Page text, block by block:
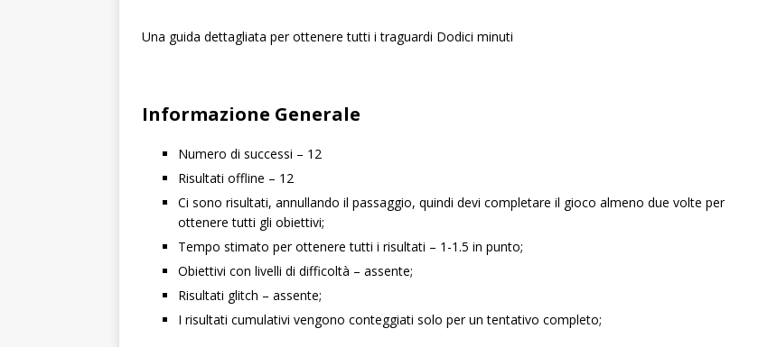
Una guida dettagliata per ottenere tutti i traguardi Dodici minuti
Informazione Generale
Numero di successi – 12
Risultati offline – 12
Ci sono risultati, annullando il passaggio, quindi devi completare il gioco almeno due volte per
ottenere tutti gli obiettivi;
Tempo stimato per ottenere tutti i risultati – 1-1.5 in punto;
Obiettivi con livelli di difficoltà – assente;
Risultati glitch – assente;
I risultati cumulativi vengono conteggiati solo per un tentativo completo;